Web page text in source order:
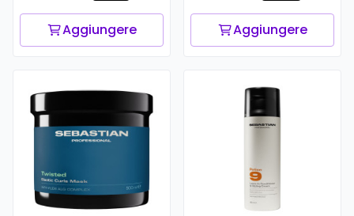
Aggiungere Aggiungere